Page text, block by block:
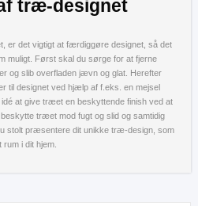
træ-designet
er det vigtigt at færdiggøre designet, så det
muligt. Først skal du sørge for at fjerne
og slib overfladen jævn og glat. Herefter
til designet ved hjælp af f.eks. en mejsel
at give træet en beskyttende finish ved at
træet mod fugt og slid og samtidig
stolt præsentere dit unikke træ-design, som
i dit hjem.